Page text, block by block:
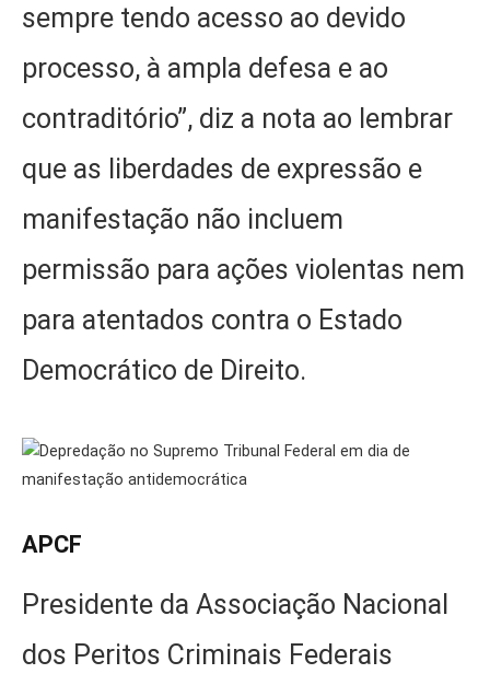
sempre tendo acesso ao devido
processo, à ampla defesa e ao
contraditório”, diz a nota ao lembrar
que as liberdades de expressão e
manifestação não incluem
permissão para ações violentas nem
para atentados contra o Estado
Democrático de Direito.
APCF
Presidente da Associação Nacional
dos Peritos Criminais Federais